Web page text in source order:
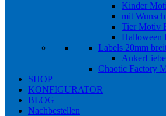
Kinder
mit
Tier Motiv
Halloween
Labels 20mm
AnkerLiebe
Chaotic Factory
SHOP
KONFIGURATOR
BLOG
Nachbestellen